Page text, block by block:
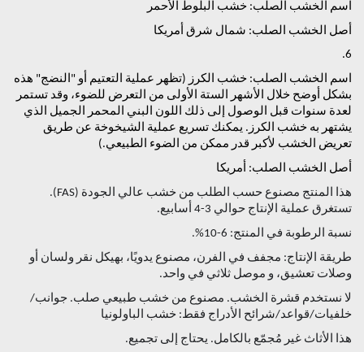
اسم الخشب الصلب: خشب البلوط الأحمر
أصل الخشب الصلب: شمال شرق أمريكا
6.
اسم الخشب الصلب: خشب الكرز (تظهر عملية التعتيم أو "النضج" هذه
بشكل أوضح خلال الأشهر الستة الأولى من التعرض للضوء، وقد تستمر
لعدة سنوات قبل الوصول إلى ذلك اللون البني المحمر الجميل الذي
يشتهر به خشب الكرز. يمكنك تسريع عملية الشيخوخة عن طريق
تعريض الخشب لأكبر قدر ممكن من الضوء الطبيعي.)
أصل الخشب الصلب: أمريكا
هذا المنتج مصنوع حسب الطلب من خشب عالي الجودة (FAS).
تستغرق عملية الإنتاج حوالي 3-4 أسابيع.
نسبة الرطوبة في المنتج: 6-10%.
طريقة الإنتاج: مجفف في الفرن، مصنوع يدويًا، بهيكل نقر ولسان أو
وصلات تعشيق، و موصل ثلاثي في ​​واحد.
لا نستخدم قشرة الخشب. مصنوع من خشب طبيعي صلب. جوانب/
خلفيات/قواعد/شرائح الأدراج فقط: خشب الباولونيا
هذا الأثاث غير مُجمّع بالكامل. يحتاج إلى تجميع.